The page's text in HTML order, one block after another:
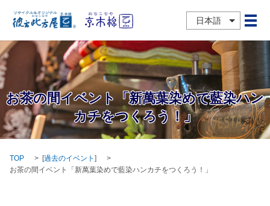
日本語 メ
お茶の間イベント「新萬葉染めで藍染ハン
カチをつくろう！」
TOP [過去のイベント]
お茶の間イベント「新萬葉染めで藍染ハンカチをつくろう！」